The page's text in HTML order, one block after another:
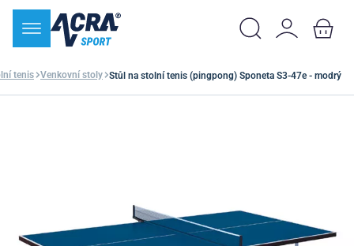
tenis Venkovní stoly Stůl na stolní tenis (pingpong) Sponeta S3-47e - modrý